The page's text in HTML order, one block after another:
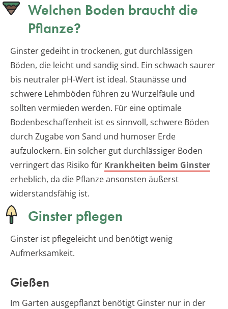
Welchen Boden braucht die
Pflanze?
Ginster gedeiht in trockenen, gut durchlässigen
Böden, die leicht und sandig sind. Ein schwach saurer
bis neutraler pH-Wert ist ideal. Staunässe und
schwere Lehmböden führen zu Wurzelfäule und
sollten vermieden werden. Für eine optimale
Bodenbeschaffenheit ist es sinnvoll, schwere Böden
durch Zugabe von Sand und humoser Erde
aufzulockern. Ein solcher gut durchlässiger Boden
verringert das Risiko für Krankheiten beim Ginster
erheblich, da die Pflanze ansonsten äußerst
widerstandsfähig ist.
Ginster pflegen
Ginster ist pflegeleicht und benötigt wenig
Aufmerksamkeit.
Gießen
Im Garten ausgepflanzt benötigt Ginster nur in der